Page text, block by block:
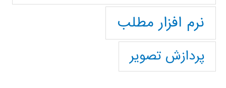
نرم افزار مطلب
پردازش تصویر